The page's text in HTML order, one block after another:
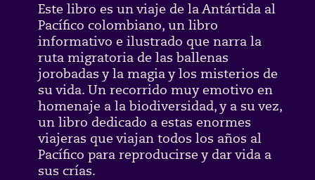
Este libro es un viaje de la Antártida al
Pacífico colombiano, un libro
informativo e ilustrado que narra la
ruta migratoria de las ballenas
jorobadas y la magia y los misterios de
su vida. Un recorrido muy emotivo en
homenaje a la biodiversidad, y a su vez,
un libro dedicado a estas enormes
viajeras que viajan todos los años al
Pacífico para reproducirse y dar vida a
sus crías.